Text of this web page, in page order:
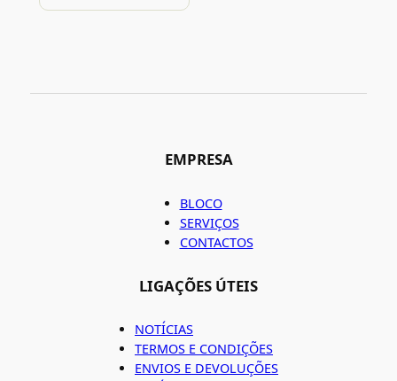
EMPRESA
BLOCO
SERVIÇOS
CONTACTOS
LIGAÇÕES ÚTEIS
NOTÍCIAS
TERMOS E CONDIÇÕES
ENVIOS E DEVOLUÇÕES